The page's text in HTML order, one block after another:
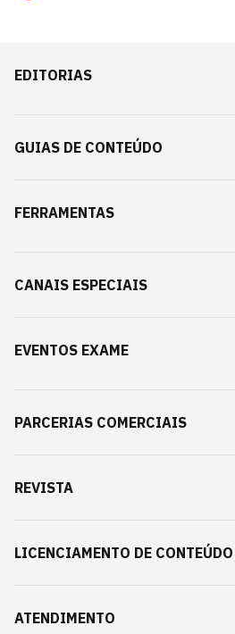
EDITORIAS
GUIAS DE CONTEÚDO
FERRAMENTAS
CANAIS ESPECIAIS
EVENTOS EXAME
PARCERIAS COMERCIAIS
REVISTA
LICENCIAMENTO DE CONTEÚDO
ATENDIMENTO